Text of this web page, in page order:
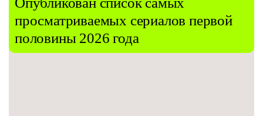
просматриваемых сериалов первой
половины 2026 года